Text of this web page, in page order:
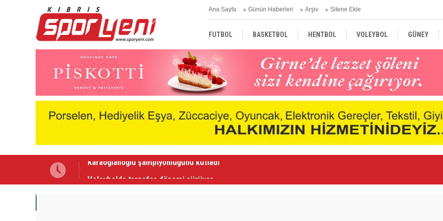
Ana Sayfa Günün Haberleri Arşiv Sitene Ekle
FUTBOL BASKETBOL HENTBOL VOLEYBOL GÜNEY
TÜRKİYE AVRUPA DÜNYA
Voleybolda transfer dönemi sürüyor